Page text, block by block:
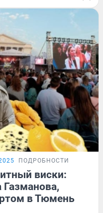
ПОДРОБНОСТИ
виски:
Газманова,
в Тюмень